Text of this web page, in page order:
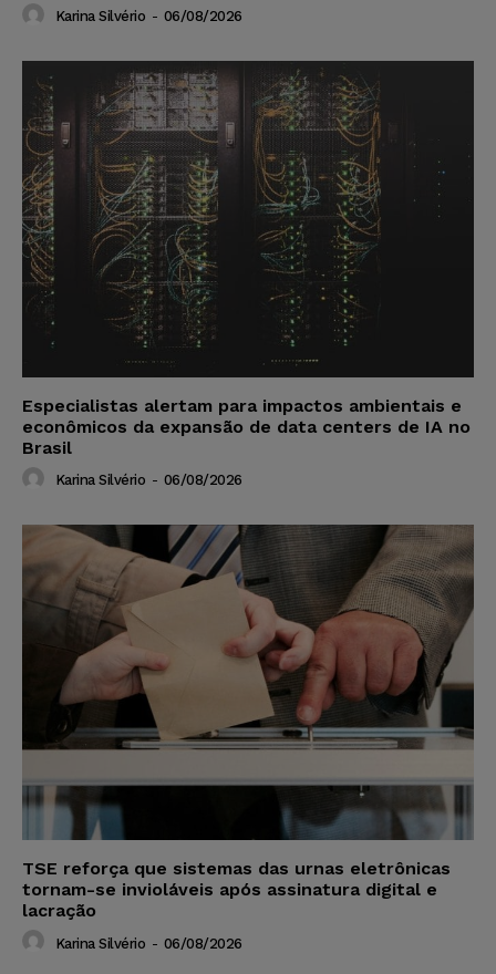
Karina Silvério - 06/08/2026
Especialistas alertam para impactos ambientais e
econômicos da expansão de data centers de IA no
Brasil
Karina Silvério - 06/08/2026
TSE reforça que sistemas das urnas eletrônicas
tornam-se invioláveis após assinatura digital e
lacração
Karina Silvério - 06/08/2026